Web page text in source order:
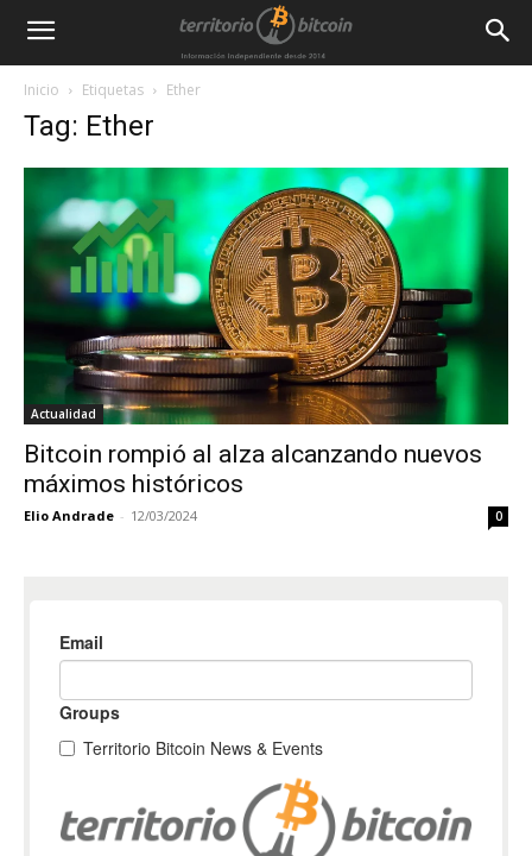
Inicio Etiquetas Ether
Tag: Ether
Actualidad
Bitcoin rompió al alza alcanzando nuevos
máximos históricos
Elio Andrade - 12/03/2024 0